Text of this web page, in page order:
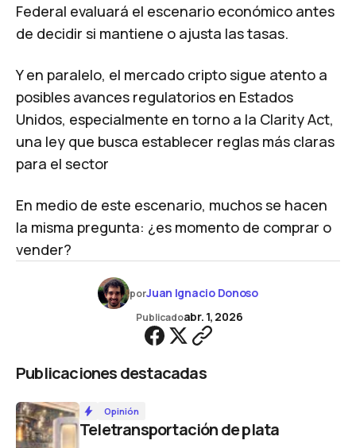
Federal evaluará el escenario económico antes
de decidir si mantiene o ajusta las tasas.
Y en paralelo, el mercado cripto sigue atento a
posibles avances regulatorios en Estados
Unidos, especialmente en torno a la Clarity Act,
una ley que busca establecer reglas más claras
para el sector
En medio de este escenario, muchos se hacen
la misma pregunta: ¿es momento de comprar o
vender?
Publicaciones destacadas
Opinión
Teletransportación de plata
porJuan Ignacio Donoso
Publicadoabr. 1, 2026